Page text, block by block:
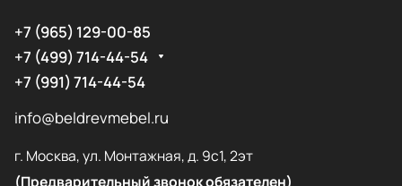
+7 (965) 129-00-85
+7 (499) 714-44-54
+7 (991) 714-44-54
info@beldrevmebel.ru
г. Москва, ул. Монтажная, д. 9с1, 2эт
(Предварительный звонок обязателен)